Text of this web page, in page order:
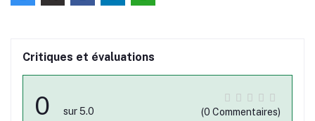
Critiques et évaluations
0 sur 5.0 (0 Commentaires)